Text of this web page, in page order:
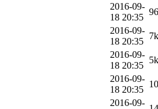
2016-09-
18 20:35
2016-09-
18 20:35
7k
2016-09-
18 20:35
5k
2016-09-
18 20:35
2016-09-